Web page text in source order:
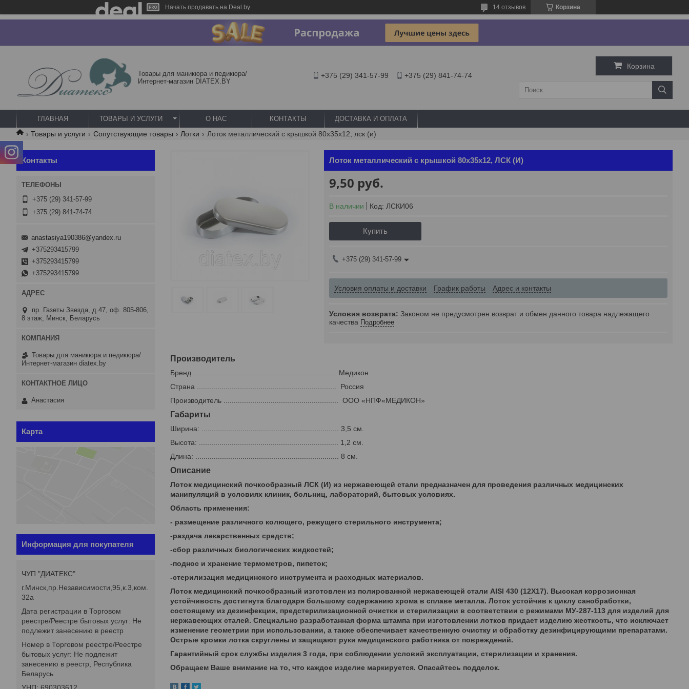
Начать продавать на Deal.by Корзина
14 отзывов
Товары для маникюра и педикюра/
Интернет-магазин DIATEX.BY
+375 (29) 341-57-99 +375 (29) 841-74-74
Корзина
ГЛАВНАЯ ТОВАРЫ И УСЛУГИ О НАС КОНТАКТЫ ДОСТАВКА И ОПЛАТА
Товары и услуги Сопутствующие товары Лотки Лоток металлический с крышкой 80х35х12, лск (и)
Лоток металлический с крышкой 80х35х12, ЛСК (И)
9,50 руб.
В наличии Код: ЛСКИ06
Купить
+375 (29) 341-57-99
Условия оплаты и доставки График работы Адрес и контакты
Законом не предусмотрен возврат и обмен данного товара надлежащего
качества Подробнее
Производитель
Бренд ...................................................................... Медикон
Страна .................................................................... Россия
Производитель ........................................................ ООО «НПФ«МЕДИКОН»
Габариты
Ширина: ................................................................... 3,5 см.
Высота: .................................................................... 1,2 см.
Длина: ...................................................................... 8 см.
Описание
Лоток медицинский почкообразный ЛСК (И) из нержавеющей стали предназначен для проведения различных медицинских
манипуляций в условиях клиник, больниц, лабораторий, бытовых условиях.
Область применения:
- размещение различного колющего, режущего стерильного инструмента;
-раздача лекарственных средств;
-сбор различных биологических жидкостей;
-поднос и хранение термометров, пипеток;
-стерилизация медицинского инструмента и расходных материалов.
Лоток медицинский почкообразный изготовлен из полированной нержавеющей стали AISI 430 (12Х17). Высокая коррозионная
устойчивость достигнута благодаря большому содержанию хрома в сплаве металла. Лоток устойчив к циклу санобработки,
состоящему из дезинфекции, предстерилизационной очистки и стерилизации в соответствии с режимами МУ-287-113 для изделий для
нержавеющих сталей. Специально разработанная форма штампа при изготовлении лотков придает изделию жесткость, что исключает
изменение геометрии при использовании, а также обеспечивает качественную очистку и обработку дезинфицирующими препаратами.
Острые кромки лотка скруглены и защищают руки медицинского работника от повреждений.
Гарантийный срок службы изделия 3 года, при соблюдении условий эксплуатации, стерилизации и хранения.
Обращаем Ваше внимание на то, что каждое изделие маркируется. Опасайтесь подделок.
Контакты
+375 (29) 341-57-99
+375 (29) 841-74-74
anastasiya190386@yandex.ru
+375293415799
+375293415799
+375293415799
пр. Газеты Звезда, д.47, оф. 805-806,
8 этаж, Минск, Беларусь
Товары для маникюра и педикюра/
Интернет-магазин diatex.by
Анастасия
Карта
Информация для покупателя
ЧУП "ДИАТЕКС"
г.Минск,пр.Независимости,95,к.3,ком.
32а
Дата регистрации в Торговом
реестре/Реестре бытовых услуг: Не
подлежит занесению в реестр
Номер в Торговом реестре/Реестре
бытовых услуг: Не подлежит
занесению в реестр, Республика
Беларусь